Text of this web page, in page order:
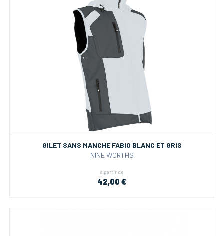
GILET SANS MANCHE FABIO BLANC ET GRIS
NINE WORTHS
à partir de
42,00 €